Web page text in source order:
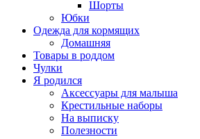
Шорты
Юбки
Одежда для кормящих
Домашняя
Товары в роддом
Чулки
Я родился
Аксессуары для малыша
Крестильные наборы
На выписку
Полезности